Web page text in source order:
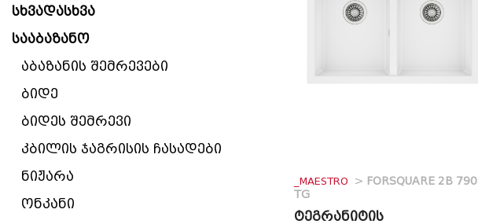
სხვადასხვა
სააბაზანო
აბაზანის შემრევები
ბიდე
ბიდეს შემრევი
კბილის ჯაგრისის ჩასადები
ნიჟარა
ონკანი
_MAESTRO > FORSQUARE 2B 790
TG
ტეგრანიტის